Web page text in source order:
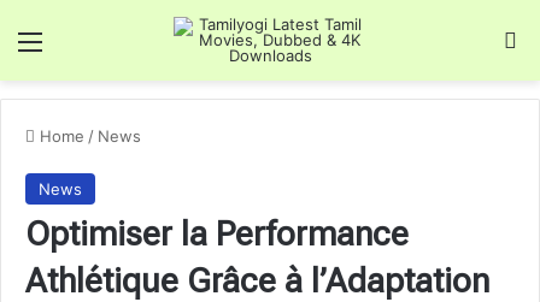
Home / News
News
Optimiser la Performance
Athlétique Grâce à l’Adaptation